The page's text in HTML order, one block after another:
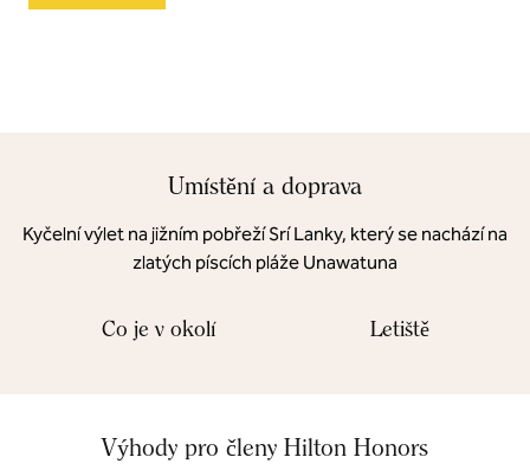
Umístění a doprava
Kyčelní výlet na jižním pobřeží Srí Lanky, který se nachází na
zlatých píscích pláže Unawatuna
Co je v okolí Letiště
Výhody pro členy Hilton Honors